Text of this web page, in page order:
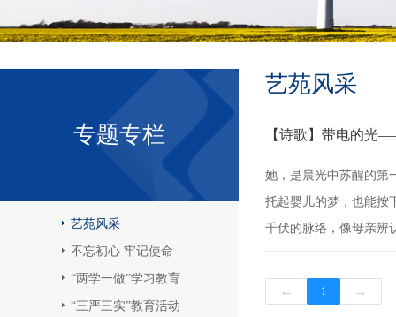
专题专栏
艺苑风采
不忘初心 牢记使命
“两学一做”学习教育
“三严三实”教育活动
艺苑风采
【诗歌】带电的光
她，是晨光中苏醒的第
托起婴儿的梦，也能按
千伏的脉络，像母亲辨
← 1 →